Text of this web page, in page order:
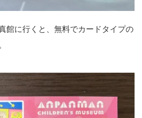
館に行くと、無料でカードタイプの